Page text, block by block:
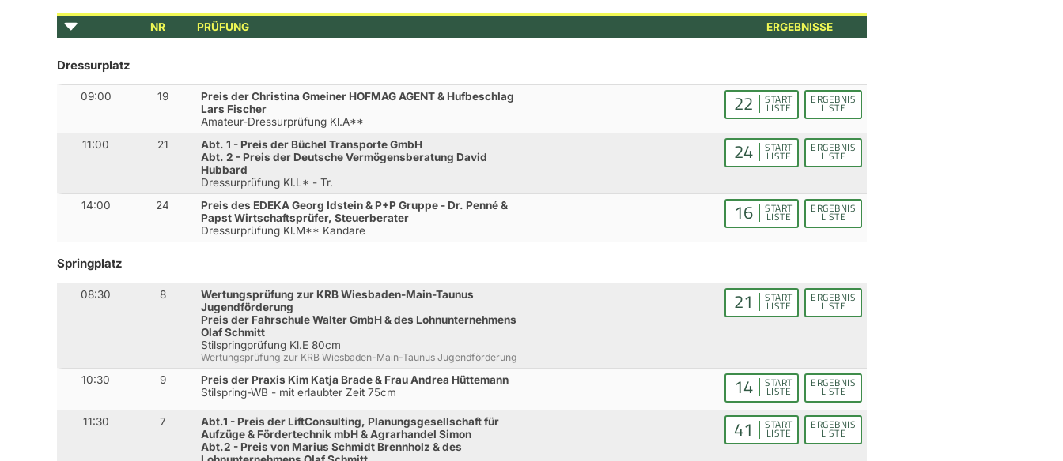
NR PRÜFUNG ERGEBNISSE
Dressurplatz
09:00 19
Preis der Christina Gmeiner HOFMAG AGENT & Hufbeschlag
Lars Fischer
Amateur-Dressurprüfung Kl.A**
22 START
LISTE
ERGEBNIS
LISTE
11:00 21
Abt. 1 - Preis der Büchel Transporte GmbH
Abt. 2 - Preis der Deutsche Vermögensberatung David
Hubbard
Dressurprüfung Kl.L* - Tr.
24 START
LISTE
ERGEBNIS
LISTE
14:00 24
Preis des EDEKA Georg Idstein & P+P Gruppe - Dr. Penné &
Papst Wirtschaftsprüfer, Steuerberater
Dressurprüfung Kl.M** Kandare
16 START
LISTE
ERGEBNIS
LISTE
Springplatz
08:30 8
Wertungsprüfung zur KRB Wiesbaden-Main-Taunus
Jugendförderung
Preis der Fahrschule Walter GmbH & des Lohnunternehmens
Olaf Schmitt
Stilspringprüfung Kl.E 80cm
Wertungsprüfung zur KRB Wiesbaden-Main-Taunus Jugendförderung
21 START
LISTE
ERGEBNIS
LISTE
10:30 9
Preis der Praxis Kim Katja Brade & Frau Andrea Hüttemann
Stilspring-WB - mit erlaubter Zeit 75cm
14 START
LISTE
ERGEBNIS
LISTE
11:30 7
Abt.1 - Preis der LiftConsulting, Planungsgesellschaft für
Aufzüge & Fördertechnik mbH & Agrarhandel Simon
Abt.2 - Preis von Marius Schmidt Brennholz & des
41 START
LISTE
ERGEBNIS
LISTE